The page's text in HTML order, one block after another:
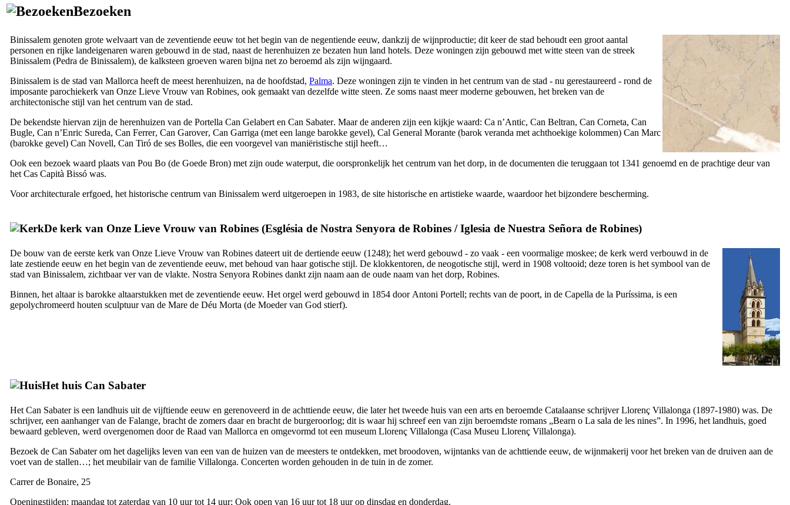
Bezoeken
Binissalem genoten grote welvaart van de zeventiende eeuw tot het begin van de negentiende eeuw, dankzij de wijnproductie; dit keer de stad behoudt een groot aantal
personen en rijke landeigenaren waren gebouwd in de stad, naast de herenhuizen ze bezaten hun land hotels. Deze woningen zijn gebouwd met witte steen van de streek
Binissalem (Pedra de Binissalem), de kalksteen groeven waren bijna net zo beroemd als zijn wijngaard.
Binissalem is de stad van Mallorca heeft de meest herenhuizen, na de hoofdstad, Palma. Deze woningen zijn te vinden in het centrum van de stad - nu gerestaureerd - rond de
imposante parochiekerk van Onze Lieve Vrouw van Robines, ook gemaakt van dezelfde witte steen. Ze soms naast meer moderne gebouwen, het breken van de
architectonische stijl van het centrum van de stad.
De bekendste hiervan zijn de herenhuizen van de Portella Can Gelabert en Can Sabater. Maar de anderen zijn een kijkje waard: Ca n’Antic, Can Beltran, Can Corneta, Can
Bugle, Can n’Enric Sureda, Can Ferrer, Can Garover, Can Garriga (met een lange barokke gevel), Cal General Morante (barok veranda met achthoekige kolommen) Can Marc
(barokke gevel) Can Novell, Can Tiró de ses Bolles, die een voorgevel van maniëristische stijl heeft…
Ook een bezoek waard plaats van Pou Bo (de Goede Bron) met zijn oude waterput, die oorspronkelijk het centrum van het dorp, in de documenten die teruggaan tot 1341 genoemd en de prachtige deur van
het Cas Capità Bissó was.
Voor architecturale erfgoed, het historische centrum van Binissalem werd uitgeroepen in 1983, de site historische en artistieke waarde, waardoor het bijzondere bescherming.
De kerk van Onze Lieve Vrouw van Robines (Església de Nostra Senyora de Robines /Iglesia de Nuestra Señora de Robines)
De bouw van de eerste kerk van Onze Lieve Vrouw van Robines dateert uit de dertiende eeuw (1248); het werd gebouwd - zo vaak - een voormalige moskee; de kerk werd verbouwd in de
late zestiende eeuw en het begin van de zeventiende eeuw, met behoud van haar gotische stijl. De klokkentoren, de neogotische stijl, werd in 1908 voltooid; deze toren is het symbool van de
stad van Binissalem, zichtbaar ver van de vlakte. Nostra Senyora Robines dankt zijn naam aan de oude naam van het dorp, Robines.
Binnen, het altaar is barokke altaarstukken met de zeventiende eeuw. Het orgel werd gebouwd in 1854 door Antoni Portell; rechts van de poort, in de Capella de la Puríssima, is een
gepolychromeerd houten sculptuur van de Mare de Déu Morta (de Moeder van God stierf).
Het huis Can Sabater
Het Can Sabateris een landhuis uit de vijftiende eeuw en gerenoveerd in de achttiende eeuw, die later het tweede huis van een arts en beroemde Catalaanse schrijverLlorenç Villalonga (1897-1980) was. De
schrijver, een aanhanger van de Falange, bracht de zomers daar en bracht de burgeroorlog; dit is waar hij schreef een van zijn beroemdste romans „Bearn o La sala de les nines”. In 1996, het landhuis, goed
bewaard gebleven, werd overgenomen door de Raad van Mallorca en omgevormd tot een museum Llorenç Villalonga (Casa Museu Llorenç Villalonga).
Bezoek de Can Sabaterom het dagelijks leven van een van de huizen van de meesters te ontdekken, met broodoven, wijntanks van de achttiende eeuw, de wijnmakerij voor het breken van de druiven aan de
voet van de stallen…; het meubilair van de familie Villalonga. Concerten worden gehouden in de tuin in de zomer.
Carrer de Bonaire, 25
Openingstijden: maandag tot zaterdag van 10 uur tot 14 uur; Ook open van 16 uur tot 18 uur op dinsdag en donderdag.